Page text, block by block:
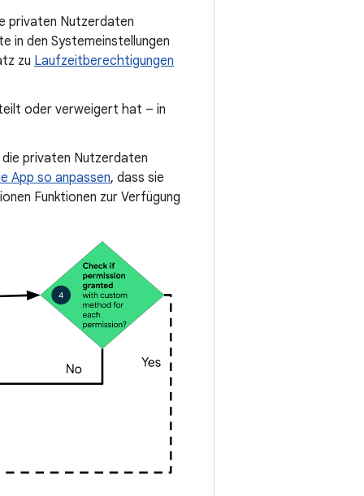
privaten Nutzerdaten
in den Systemeinstellungen
zu Laufzeitberechtigungen
oder verweigert hat – in
privaten Nutzerdaten
App so anpassen, dass sie
Funktionen zur Verfügung